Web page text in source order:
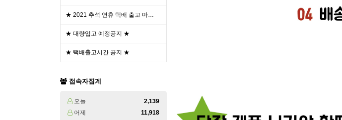
★ 2021 추석 연휴 택배 출고 마…
★ 대량입고 예정공지 ★
★ 택배출고시간 공지 ★
접속자집계
오늘
2,139
어제
11,918